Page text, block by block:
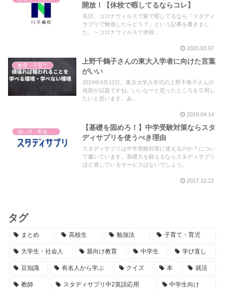
開放！【休校で暇してるならコレ】
先日、コロナウィルスで家で暇してるなら「スタディ
サプリで勉強したらどう？」という記事を書きまし
た。＞コロナウィルスで休校...
2020.03.07
教育・子育て
上野千鶴子さんの東大入学者に向けた言葉
がいい
2019年4月12日。東京大学入学式の上野千寿子さんの
祝辞が話題ですね。いいなーと思ったところを引用し
たいと思います。あ...
2019.04.14
【基礎を固めろ！】中学受験対策ならスタ
ディサプリを使うべき理由
スタディサプリは中学受験対策に使えるのか？につい
て書いています。基礎力を鍛えるならスタディサプリ
ほど適しているサービスはないでしょう。
2017.12.12
タグ
まとめ 高校生 勉強法 子育て・育児
大学生・社会人 親向け教育 中学生 学び直し
豆知識 有名人から学ぶ クイズ 本 就活
教師 スタディサプリ中2英語応用 中学生向け